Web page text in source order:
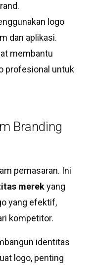
logo
dan aplikasi.
membantu
profesional untuk
Branding
pemasaran. Ini
merekyang
yang efektif,
kompetitor.
identitas
logo, penting